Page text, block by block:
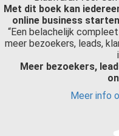
Met dit boek kan
online business starten
“Een belachelijk
meer bezoekers, leads,
Meer bezoekers,
Meer info